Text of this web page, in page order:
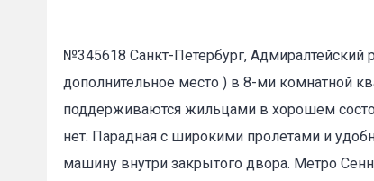
№345618 Санкт-Петербург, Адмиралтейский
дополнительное место ) в 8-ми комнатной
поддерживаются жильцами в хорошем
нет. Парадная с широкими пролетами и
машину внутри закрытого двора. Метро